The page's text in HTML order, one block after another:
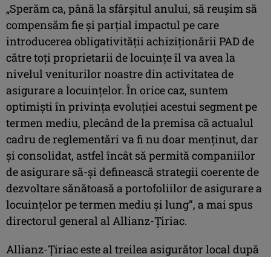
„Sperăm ca, până la sfârşitul anului, să reuşim să
compensăm fie şi parţial impactul pe care
introducerea obligativităţii achiziţionării PAD de
către toţi proprietarii de locuinţe îl va avea la
nivelul veniturilor noastre din activitatea de
asigurare a locuinţelor. În orice caz, suntem
optimişti în privinţa evoluţiei acestui segment pe
termen mediu, plecând de la premisa că actualul
cadru de reglementări va fi nu doar menţinut, dar
şi consolidat, astfel încât să permită companiilor
de asigurare să-şi definească strategii coerente de
dezvoltare sănătoasă a portofoliilor de asigurare a
locuinţelor pe termen mediu şi lung”, a mai spus
directorul general al Allianz-Ţiriac.
Allianz-Ţiriac este al treilea asigurător local după